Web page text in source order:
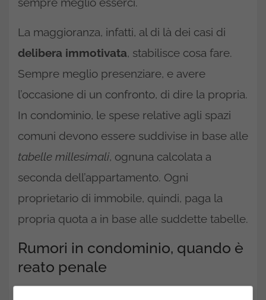
La maggioranza, infatti, al di là dei casi di
delibera immotivata, stabilisce cosa fare.
Sempre meglio presenziare, e avere
l’occasione di un confronto, di dire la propria.
In condominio, le spese relative agli spazi
comuni devono essere suddivise in base alle
tabelle millesimali, ognuna calcolata a
seconda dell’appartamento. Ogni
proprietario di immobile, quindi, paga la
propria quota a in base alle suddette tabelle.
Rumori in condominio, quando è
reato penale